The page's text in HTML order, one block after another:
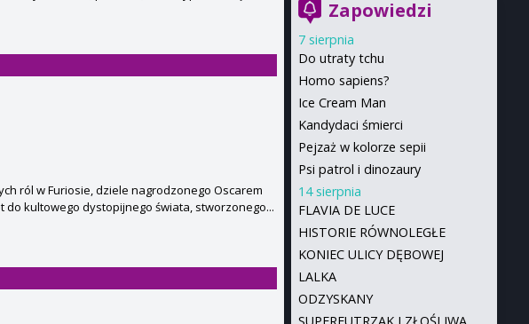
ról w Furiosie, dziele nagrodzonego Oscarem
do kultowego dystopijnego świata, stworzonego...
Zapowiedzi
7 sierpnia
Do utraty tchu
Homo sapiens?
Ice Cream Man
Kandydaci śmierci
Pejzaż w kolorze sepii
Psi patrol i dinozaury
14 sierpnia
FLAVIA DE LUCE
HISTORIE RÓWNOLEGŁE
KONIEC ULICY DĘBOWEJ
LALKA
ODZYSKANY